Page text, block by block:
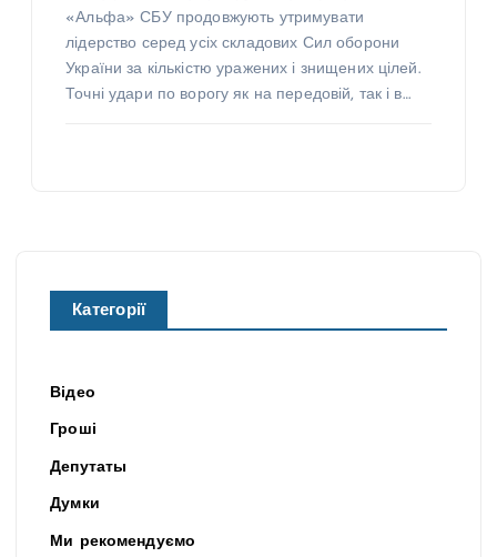
«Альфа» СБУ продовжують утримувати
лідерство серед усіх складових Сил оборони
України за кількістю уражених і знищених цілей.
Точні удари по ворогу як на передовій, так і в…
Категорії
Відео
Гроші
Депутаты
Думки
Ми рекомендуємо